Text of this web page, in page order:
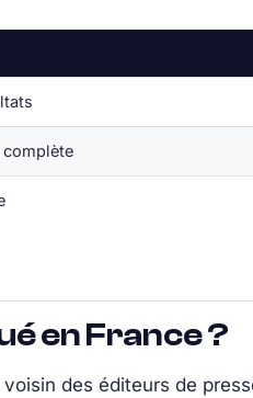
complète
en France ?
des éditeurs de